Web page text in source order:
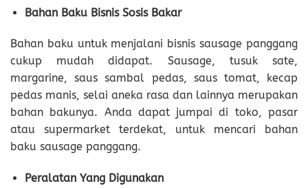
Bahan Baku Bisnis Sosis Bakar
Bahan baku untuk menjalani bisnis sausage panggang
cukup mudah didapat. Sausage, tusuk sate,
margarine, saus sambal pedas, saus tomat, kecap
pedas manis, selai aneka rasa dan lainnya merupakan
bahan bakunya. Anda dapat jumpai di toko, pasar
atau supermarket terdekat, untuk mencari bahan
baku sausage panggang.
Peralatan Yang Digunakan